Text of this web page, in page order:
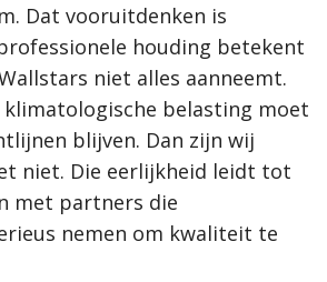
Dat vooruitdenken is
houding betekent
niet alles aanneemt.
klimatologische belasting moet
blijven. Dan zijn wij
niet. Die eerlijkheid leidt tot
met partners die
nemen om kwaliteit te